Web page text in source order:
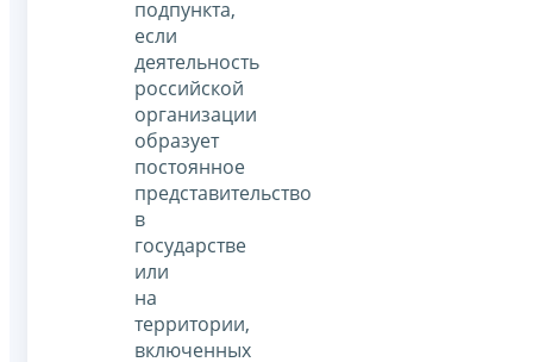
подпункта,
если
деятельность
российской
организации
образует
постоянное
представительство
в
государстве
или
на
территории,
включенных